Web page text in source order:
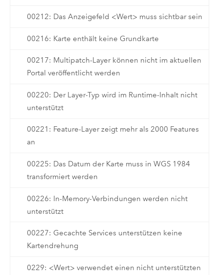
00212: Das Anzeigefeld <Wert> muss sichtbar sein
00216: Karte enthält keine Grundkarte
00217: Multipatch-Layer können nicht im aktuellen
Portal veröffentlicht werden
00220: Der Layer-Typ wird im Runtime-Inhalt nicht
unterstützt
00221: Feature-Layer zeigt mehr als 2000 Features
an
00225: Das Datum der Karte muss in WGS 1984
transformiert werden
00226: In-Memory-Verbindungen werden nicht
unterstützt
00227: Gecachte Services unterstützen keine
Kartendrehung
0229: <Wert> verwendet einen nicht unterstützten